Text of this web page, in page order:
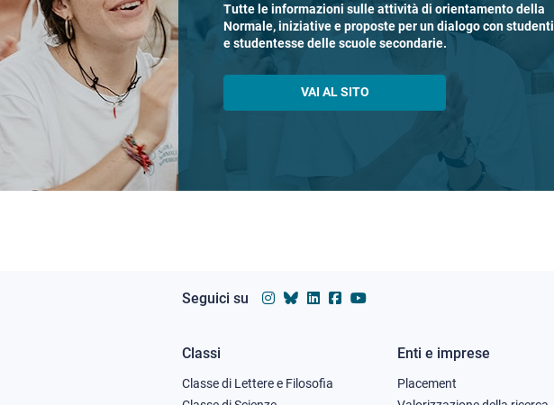
Tutte le informazioni sulle attività di orientamento della
Normale, iniziative e proposte per un dialogo con studenti
e studentesse delle scuole secondarie.
VAI AL SITO
Seguici su
Footer
Classi
Classe di Lettere e Filosofia
Footer
Enti e imprese
Placement